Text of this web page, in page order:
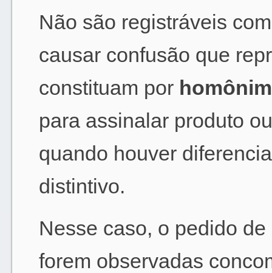
Não são registráveis
causar confusão que
constituam por
para assinalar produto
quando houver
distintivo.
Nesse caso, o pedido
forem observadas